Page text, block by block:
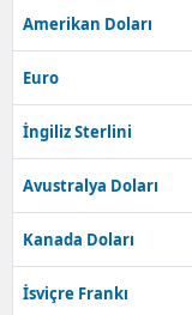
Amerikan Doları
Euro
İngiliz Sterlini
Avustralya Doları
Kanada Doları
İsviçre Frankı